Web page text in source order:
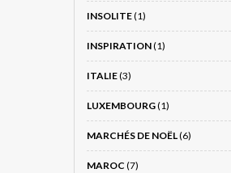
INSOLITE(1)
INSPIRATION(1)
ITALIE(3)
LUXEMBOURG(1)
MARCHÉS DE NOËL(6)
MAROC (7)